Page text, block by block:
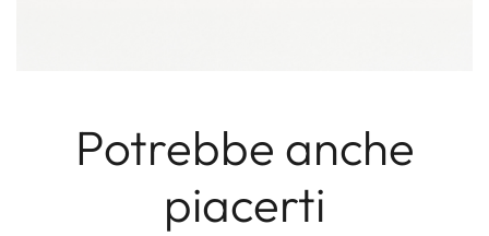
Potrebbe anche
piacerti